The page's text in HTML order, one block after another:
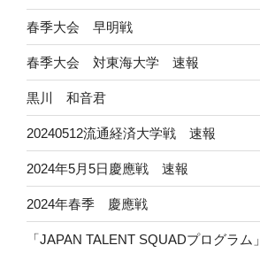
春季大会 早明戦
春季大会 対東海大学 速報
黒川 和音君
20240512流通経済大学戦 速報
2024年5月5日慶應戦 速報
2024年春季 慶應戦
「JAPAN TALENT SQUADプログラム」